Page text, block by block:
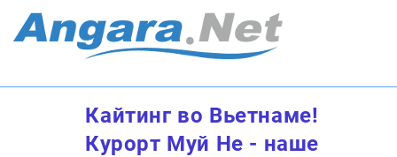
Кайтинг во Вьетнаме!
Курорт Муй Не - наше